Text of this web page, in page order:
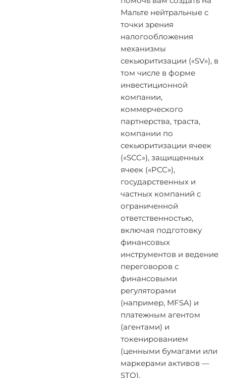
Мальте нейтральные с
точки зрения
налогообложения
механизмы
секьюритизации («SV»), в
том числе в форме
инвестиционной
компании,
коммерческого
партнерства, траста,
компании по
секьюритизации ячеек
(«SCC»), защищенных
ячеек («PCC»),
государственных и
частных компаний с
ограниченной
ответственностью,
включая подготовку
финансовых
инструментов и ведение
переговоров с
финансовыми
регуляторами
(например, MFSA) и
платежным агентом
(агентами) и
токенированием
(ценными бумагами или
маркерами активов —
STO).